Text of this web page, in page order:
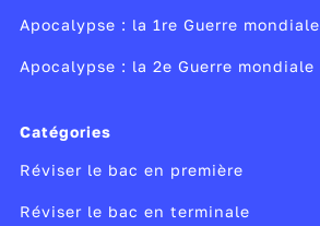
Apocalypse : la 1re Guerre mondiale
Apocalypse : la 2e Guerre mondiale
Catégories
Réviser le bac en première
Réviser le bac en terminale